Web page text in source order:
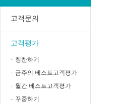
고객문의
고객평가
칭찬하기
금주의 베스트고객평가
월간 베스트고객평가
꾸중하기